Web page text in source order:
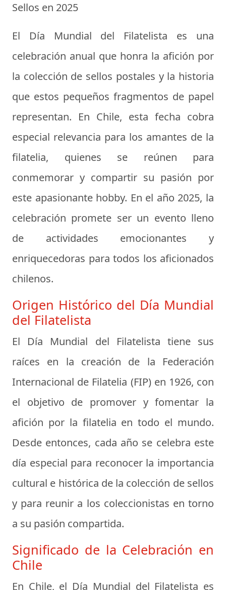
Sellos en 2025
El Día Mundial del Filatelista es una
celebración anual que honra la afición por
la colección de sellos postales y la historia
que estos pequeños fragmentos de papel
representan. En Chile, esta fecha cobra
especial relevancia para los amantes de la
filatelia, quienes se reúnen para
conmemorar y compartir su pasión por
este apasionante hobby. En el año 2025, la
celebración promete ser un evento lleno
de actividades emocionantes y
enriquecedoras para todos los aficionados
chilenos.
Origen Histórico del Día Mundial
del Filatelista
El Día Mundial del Filatelista tiene sus
raíces en la creación de la Federación
Internacional de Filatelia (FIP) en 1926, con
el objetivo de promover y fomentar la
afición por la filatelia en todo el mundo.
Desde entonces, cada año se celebra este
día especial para reconocer la importancia
cultural e histórica de la colección de sellos
y para reunir a los coleccionistas en torno
a su pasión compartida.
Significado de la Celebración en
Chile
En Chile, el Día Mundial del Filatelista es